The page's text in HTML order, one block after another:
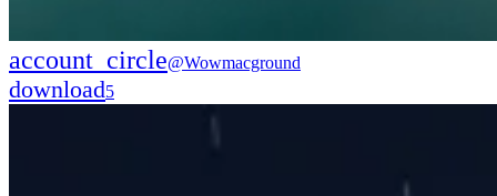
account_circle@Wowmacground
download5